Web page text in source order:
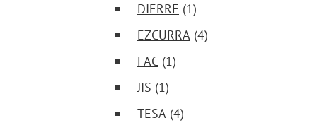
DIERRE (1)
EZCURRA (4)
FAC (1)
JIS (1)
TESA (4)